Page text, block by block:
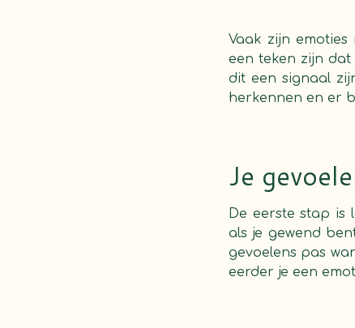
Vaak zijn
een teken zijn
dit een signaal
herkennen en er
Je
De eerste stap is
als je gewend
gevoelens pas
eerder je een